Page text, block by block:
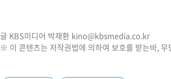
글 KBS미디어 박재환 kino@kbsmedia.co.kr
※ 이 콘텐츠는 저작권법에 의하여 보호를 받는바,